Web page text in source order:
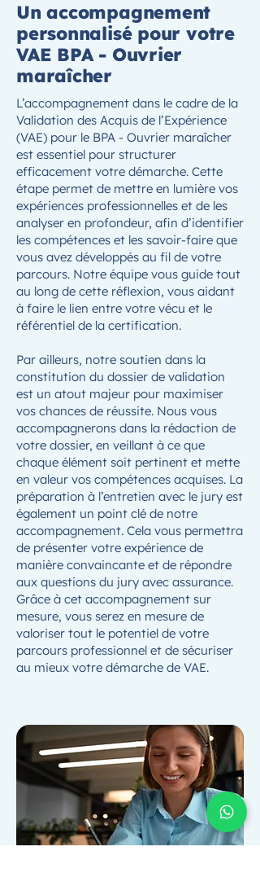
Un accompagnement
personnalisé pour votre
VAE BPA - Ouvrier
maraîcher
L’accompagnement dans le cadre de la
Validation des Acquis de l’Expérience
(VAE) pour le BPA - Ouvrier maraîcher
est essentiel pour structurer
efficacement votre démarche. Cette
étape permet de mettre en lumière vos
expériences professionnelles et de les
analyser en profondeur, afin d’identifier
les compétences et les savoir-faire que
vous avez développés au fil de votre
parcours. Notre équipe vous guide tout
au long de cette réflexion, vous aidant
à faire le lien entre votre vécu et le
référentiel de la certification.
Par ailleurs, notre soutien dans la
constitution du dossier de validation
est un atout majeur pour maximiser
vos chances de réussite. Nous vous
accompagnerons dans la rédaction de
votre dossier, en veillant à ce que
chaque élément soit pertinent et mette
en valeur vos compétences acquises. La
préparation à l’entretien avec le jury est
également un point clé de notre
accompagnement. Cela vous permettra
de présenter votre expérience de
manière convaincante et de répondre
aux questions du jury avec assurance.
Grâce à cet accompagnement sur
mesure, vous serez en mesure de
valoriser tout le potentiel de votre
parcours professionnel et de sécuriser
au mieux votre démarche de VAE.